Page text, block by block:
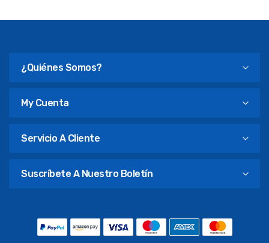
¿Quiénes Somos?
My Cuenta
Servicio A Cliente
Suscríbete A Nuestro Boletín